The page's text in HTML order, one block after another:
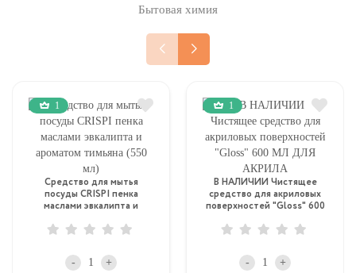
Бытовая химия
1
Средство для мытья
посуды CRISPI пенка
маслами эвкалипта и
- +
1
В НАЛИЧИИ Чистящее
средство для акриловых
поверхностей "Gloss" 600
- +